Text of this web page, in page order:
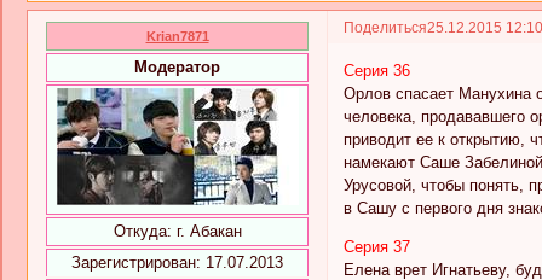
Поделиться25.12.2015
Krian7871
Модератор
Откуда: г. Абакан
Зарегистрирован: 17.07.2013
Серия 36
Орлов спасает Манухина
человека, продававшего
приводит ее к открытию,
намекают Саше
Урусовой, чтобы понять,
в Сашу с первого дня
Серия 37
Елена врет Игнатьеву,